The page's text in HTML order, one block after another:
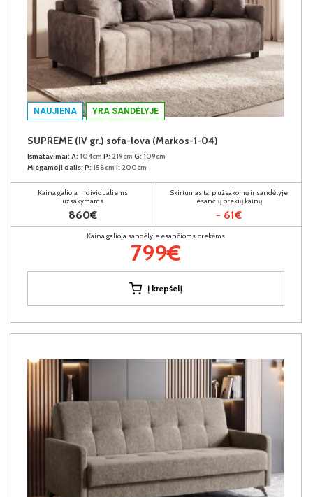
NAUJIENA YRA SANDĖLYJE
SUPREME (IV gr.) sofa-lova (Markos-1-04)
Išmatavimai: A: 104cm P: 219cm G: 109cm
Miegamoji dalis: P: 158cm I: 200cm
Kaina galioja individualiems
užsakymams
860€
Skirtumas tarp užsakomų ir sandėlyje
esančių prekių kainų
- 61€
Kaina galioja sandėlyje esančioms prekėms
799€
Į krepšelį